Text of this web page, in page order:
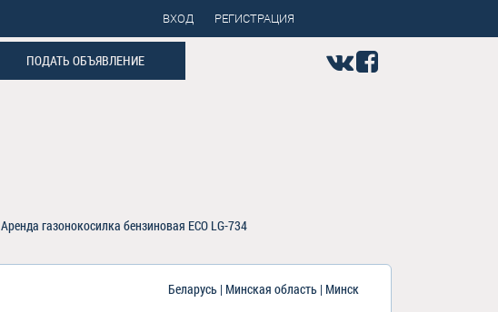
ВХОД РЕГИСТРАЦИЯ
ПОДАТЬ ОБЪЯВЛЕНИЕ
Аренда газонокосилка бензиновая ECO LG-734
Беларусь | Минская область | Минск